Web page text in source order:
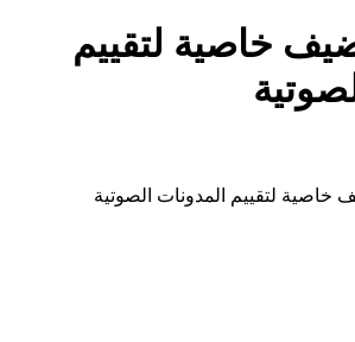
خاصية لتقييم
خاصية لتقييم المدونات الصوتية